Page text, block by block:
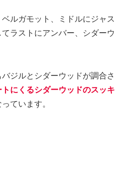
ルガモット、ミドルにジャス
ラストにアンバー、シダーウ
ジルとシダーウッドが調合さ
にくるシダーウッドのスッキ
っています。